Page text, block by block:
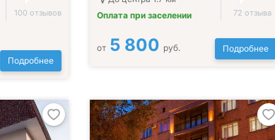
100 отзывов
Подробнее
Оплата при заселении
72 отзыва
от 5 800 руб. Подробнее